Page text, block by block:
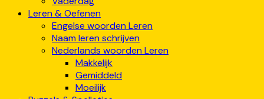
Leren & Oefenen
Engelse woorden Leren
Naam leren schrijven
Nederlands woorden Leren
Makkelijk
Gemiddeld
Moeilijk